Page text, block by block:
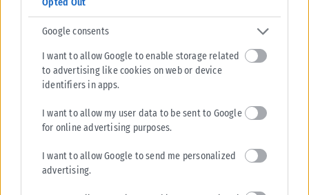
Opted Out
Google consents
I want to allow Google to enable storage related
to advertising like cookies on web or device
identifiers in apps.
I want to allow my user data to be sent to Google
for online advertising purposes.
I want to allow Google to send me personalized
advertising.
ΑΝΑΡΤΉΘΗΚΕ ΑΠΌ